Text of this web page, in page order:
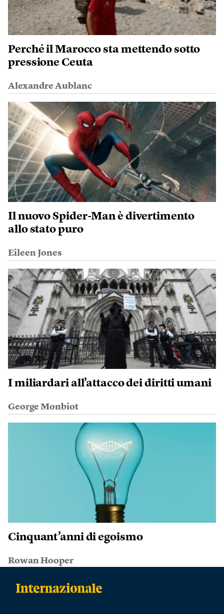
Perché il Marocco sta mettendo sotto
pressione Ceuta
Alexandre Aublanc
Il nuovo Spider-Man è divertimento
allo stato puro
Eileen Jones
I miliardari all’attacco dei diritti umani
George Monbiot
Cinquant’anni di egoismo
Rowan Hooper